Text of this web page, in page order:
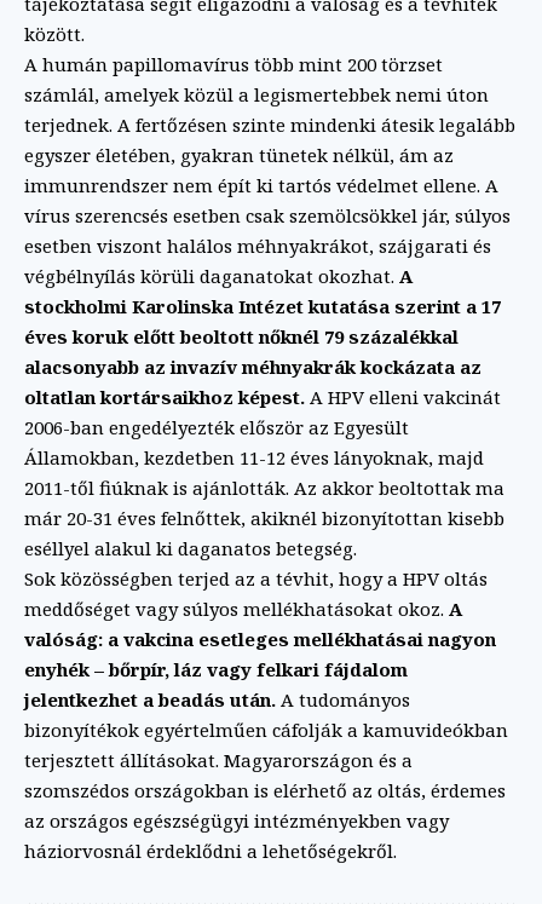
között.
A humán papillomavírus több mint 200 törzset
számlál, amelyek közül a legismertebbek nemi úton
terjednek. A fertőzésen szinte mindenki átesik legalább
egyszer életében, gyakran tünetek nélkül, ám az
immunrendszer nem épít ki tartós védelmet ellene. A
vírus szerencsés esetben csak szemölcsökkel jár, súlyos
esetben viszont halálos méhnyakrákot, szájgarati és
végbélnyílás körüli daganatokat okozhat. A
stockholmi Karolinska Intézet kutatása szerint a 17
éves koruk előtt beoltott nőknél 79 százalékkal
alacsonyabb az invazív méhnyakrák kockázata az
oltatlan kortársaikhoz képest. A HPV elleni vakcinát
2006-ban engedélyezték először az Egyesült
Államokban, kezdetben 11-12 éves lányoknak, majd
2011-től fiúknak is ajánlották. Az akkor beoltottak ma
már 20-31 éves felnőttek, akiknél bizonyítottan kisebb
eséllyel alakul ki daganatos betegség.
Sok közösségben terjed az a tévhit, hogy a HPV oltás
meddőséget vagy súlyos mellékhatásokat okoz. A
valóság: a vakcina esetleges mellékhatásai nagyon
enyhék – bőrpír, láz vagy felkari fájdalom
jelentkezhet a beadás után. A tudományos
bizonyítékok egyértelműen cáfolják a kamuvideókban
terjesztett állításokat. Magyarországon és a
szomszédos országokban is elérhető az oltás, érdemes
az országos egészségügyi intézményekben vagy
háziorvosnál érdeklődni a lehetőségekről.